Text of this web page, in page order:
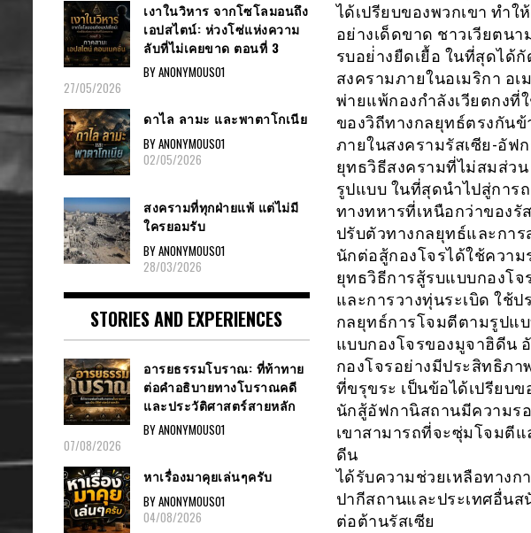
ได้เปรียบของพวกเขา ทำ
อย่างเด็ดขาด ชาวเวียตน
รบอย่่างยืดเยื้อ ในที่สุดได้
สงครามภายในอเมริกา อ
พ่ายแพ้กองกำลังเวียตกงที่
ของวิถีทางกลยุทธ์ตรงกันข้
ภายในสงครามรัสเซีย-อัฟ
ยุทธวิธีสงครามที่ไม่สมส่ว
รูปแบบ ในที่สุดนำไปสู่การ
ทางทหารที่เหนือกว่าของรั
ปรับตัวทางกลยุทธ์และกา
นักต่อสู้กองโจรได้ใช้ความ
ยุทธวิธีการสู้รบแบบกองโ
และการวางทุ่นระเบิด ใช้
กลยุทธ์การโจมตีตามรูปแ
แบบกองโจรของมูจาฮิดีน
กองโจรอย่างมีประสิทธิภา
ที่ขรุขระ เป็นข้อได้เปรียบ
นักสู้อัฟกานิสถานมีความร
เขาสามารถที่จะซุ่มโจมตี
ดีน
ได้รับความช่วยเหลือทางก
ปากีสถานและประเทศอื่น
ต่อต้านรัสเซีย
เงาในวิหาร จากโซโลมอนถึง
เอปสไตน์: ห่วงโซ่แห่งความ
ลับที่ไม่เคยขาด ตอนที่ 3
BY ANONYMOUS01
27/05/2026
ดาไล ลามะ และพาตาโกเนีย
BY ANONYMOUS01
02/05/2026
สงครามที่ทุกฝ่ายแพ้ แต่ไม่มี
ใครยอมรับ
BY ANONYMOUS01
28/03/2026
STORIES AND EXPERIENCES
อารยธรรมโบราณ: ที่ท้าทาย
ต่อคำอธิบายทางโบราณคดี
และประวัติศาสตร์สายหลัก
BY ANONYMOUS01
07/08/2026
หาเรื่องมาคุยเล่นๆครับ
BY ANONYMOUS01
04/08/2026